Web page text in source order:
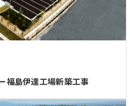
福島伊達工場新築工事